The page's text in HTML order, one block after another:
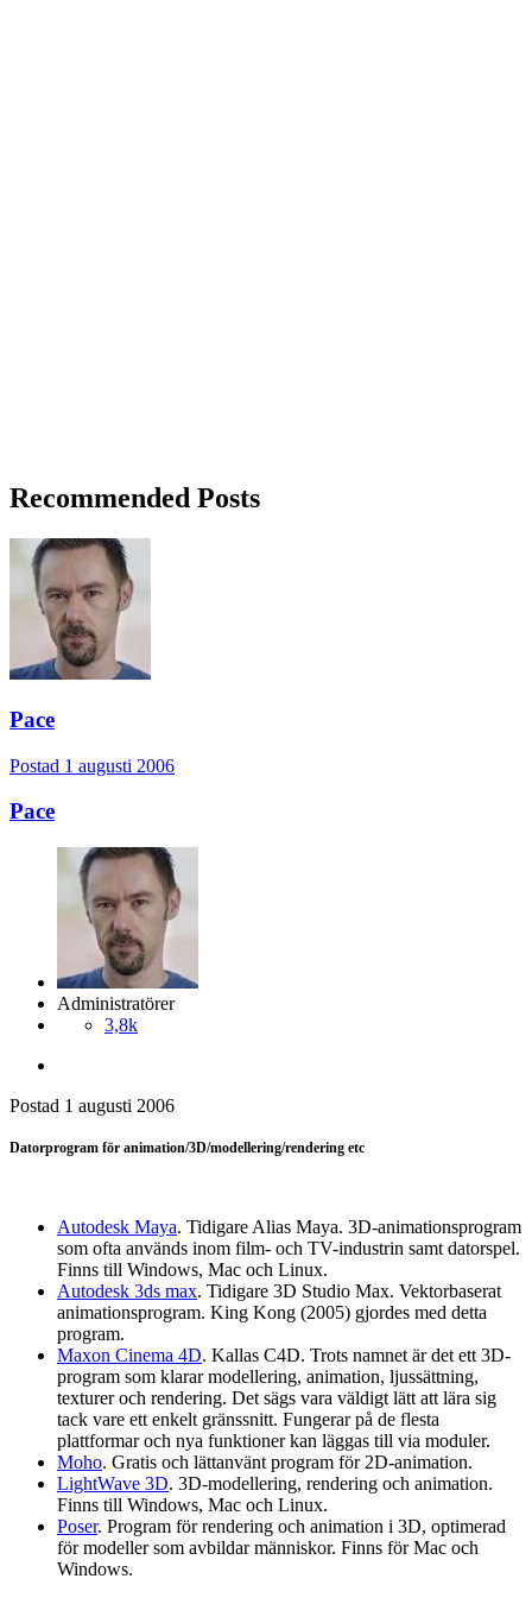
Recommended Posts
Pace
Postad 1 augusti 2006
Pace
Administratörer
3,8k
Postad 1 augusti 2006
Datorprogram för animation/3D/modellering/rendering etc
Autodesk Maya. Tidigare Alias Maya. 3D-animationsprogram
som ofta används inom film- och TV-industrin samt datorspel.
Finns till Windows, Mac och Linux.
Autodesk 3ds max. Tidigare 3D Studio Max. Vektorbaserat
animationsprogram. King Kong (2005) gjordes med detta
program.
Maxon Cinema 4D. Kallas C4D. Trots namnet är det ett 3D-
program som klarar modellering, animation, ljussättning,
texturer och rendering. Det sägs vara väldigt lätt att lära sig
tack vare ett enkelt gränssnitt. Fungerar på de flesta
plattformar och nya funktioner kan läggas till via moduler.
Moho. Gratis och lättanvänt program för 2D-animation.
LightWave 3D. 3D-modellering, rendering och animation.
Finns till Windows, Mac och Linux.
Poser. Program för rendering och animation i 3D, optimerad
för modeller som avbildar människor. Finns för Mac och
Windows.